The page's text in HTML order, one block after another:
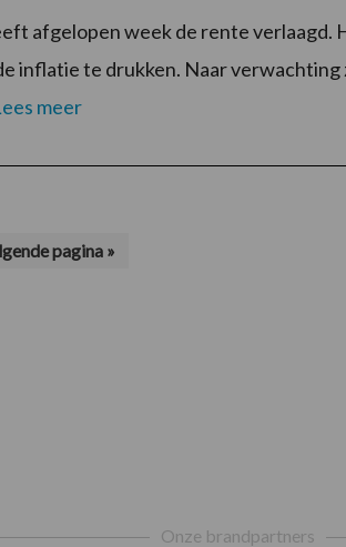
afgelopen week de rente verlaagd.
inflatie te drukken. Naar
meer
pagina »
Onze brandpartners